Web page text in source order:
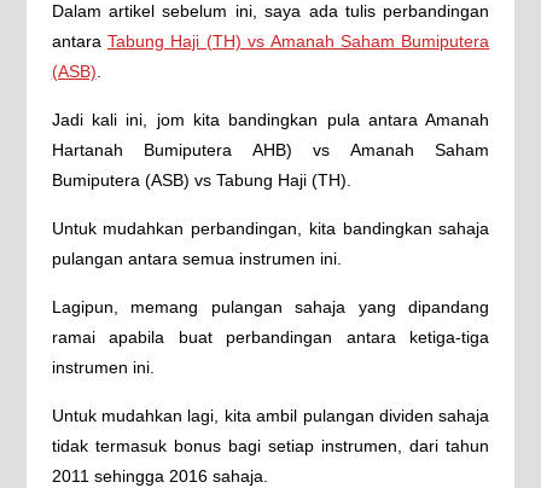
Dalam artikel sebelum ini, saya ada tulis perbandingan
antara Tabung Haji (TH) vs Amanah Saham Bumiputera
(ASB)
Jadi kali ini, jom kita bandingkan pula antara Amanah
Hartanah Bumiputera AHB) vs Amanah Saham
Bumiputera (ASB) vs Tabung Haji (TH).
Untuk mudahkan perbandingan, kita bandingkan sahaja
pulangan antara semua instrumen ini.
Lagipun, memang pulangan sahaja yang dipandang
ramai apabila buat perbandingan antara ketiga-tiga
instrumen ini.
Untuk mudahkan lagi, kita ambil pulangan dividen sahaja
tidak termasuk bonus bagi setiap instrumen, dari tahun
2011 sehingga 2016 sahaja.